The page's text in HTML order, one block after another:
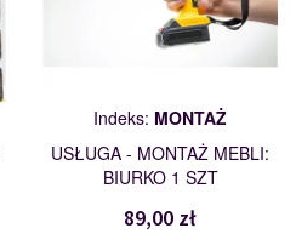
Indeks: MONTAŻ
USŁUGA - MONTAŻ MEBLI:
BIURKO 1 SZT
89,00 zł